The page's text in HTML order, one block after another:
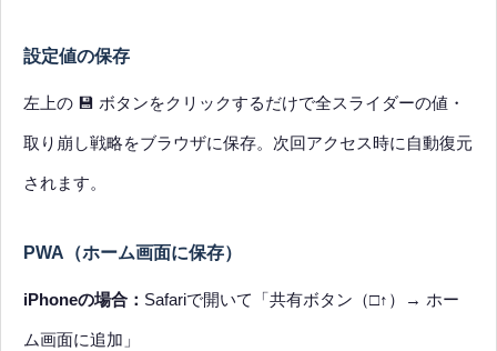
設定値の保存
左上の 💾 ボタンをクリックするだけで全スライダーの値・
取り崩し戦略をブラウザに保存。次回アクセス時に自動復元
されます。
PWA（ホーム画面に保存）
iPhoneの場合： Safariで開いて「共有ボタン（□↑）→ ホー
ム画面に追加」